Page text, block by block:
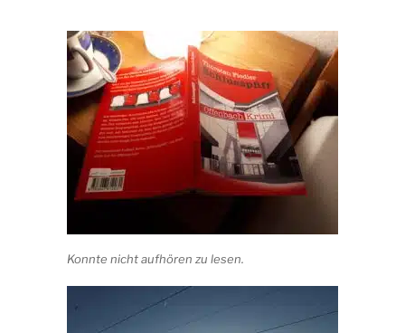
Konnte nicht aufhören zu lesen.